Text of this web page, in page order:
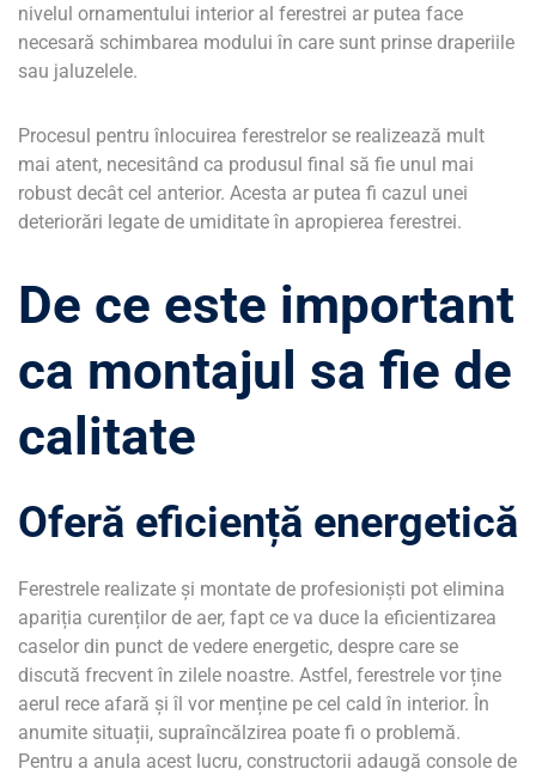
nivelul ornamentului interior al ferestrei ar putea face
necesară schimbarea modului în care sunt prinse draperiile
sau jaluzelele.
Procesul pentru înlocuirea ferestrelor se realizează mult
mai atent, necesitând ca produsul final să fie unul mai
robust decât cel anterior. Acesta ar putea fi cazul unei
deteriorări legate de umiditate în apropierea ferestrei.
De ce este important
ca montajul sa fie de
calitate
Oferă eficiență energetică
Ferestrele realizate și montate de profesioniști pot elimina
apariția curenților de aer, fapt ce va duce la eficientizarea
caselor din punct de vedere energetic, despre care se
discută frecvent în zilele noastre. Astfel, ferestrele vor ține
aerul rece afară și îl vor menține pe cel cald în interior. În
anumite situații, supraîncălzirea poate fi o problemă.
Pentru a anula acest lucru, constructorii adaugă console de